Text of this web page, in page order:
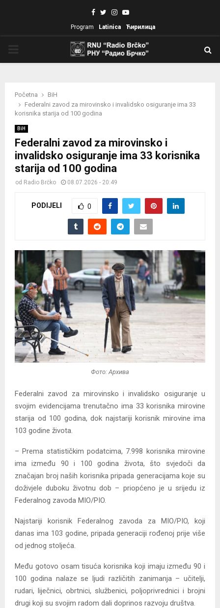
Facebook
TwitterInstagram
Youtube
Program Latinica Ћирилица
Početna
BiH
Federalni zavod za mirovinsko i invalidsko osiguranje ima 33
korisnika starija od 100 godina
BiH
Federalni zavod za mirovinsko i
invalidsko osiguranje ima 33 korisnika
starija od 100 godina
od Radio Brčko 08.07.2026 - 20:49
PODIJELI 0
Фото: Архива
Federalni zavod za mirovinsko i invalidsko osiguranje u
svojim evidencijama trenutačno ima 33 korisnika mirovine
starija od 100 godina, dok najstariji korisnik mirovine ima
103 godine života.
– Prema statističkim podatcima, 7.998 korisnika mirovine
ima između 90 i 100 godina života, što svjedoči da
značajan broj naših korisnika pripada generacijama koje su
doživjele duboku životnu dob – priopćeno je u srijedu iz
Federalnog zavoda MIO/PIO.
Najstariji korisnik Federalnog zavoda za MIO/PIO, koji
danas ima 103 godine, pripada generaciji rođenoj prije više
od jednog stoljeća.
Među gotovo osam tisuća korisnika koji imaju između 90 i
100 godina nalaze se ljudi različitih zanimanja – učitelji,
rudari, liječnici, obrtnici, službenici, poljoprivrednici i brojni
drugi koji su svojim radom dali doprinos razvoju društva.